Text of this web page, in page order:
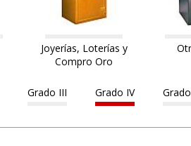
Joyerías, Loterías y
Compro Oro
Grado III Grado IV